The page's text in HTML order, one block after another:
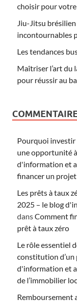
choisir pour
Jiu-Jitsu
incontournables
Les tendances
Maîtriser l’art du
pour réussir au
Pourquoi investir
une opportunité
d'information et
financer un
Les prêts à taux
2025 – le blog
dansComment
prêt à taux zéro
Le rôle essentiel
constitution d’un
d'information et
de l’immobilier
Remboursement